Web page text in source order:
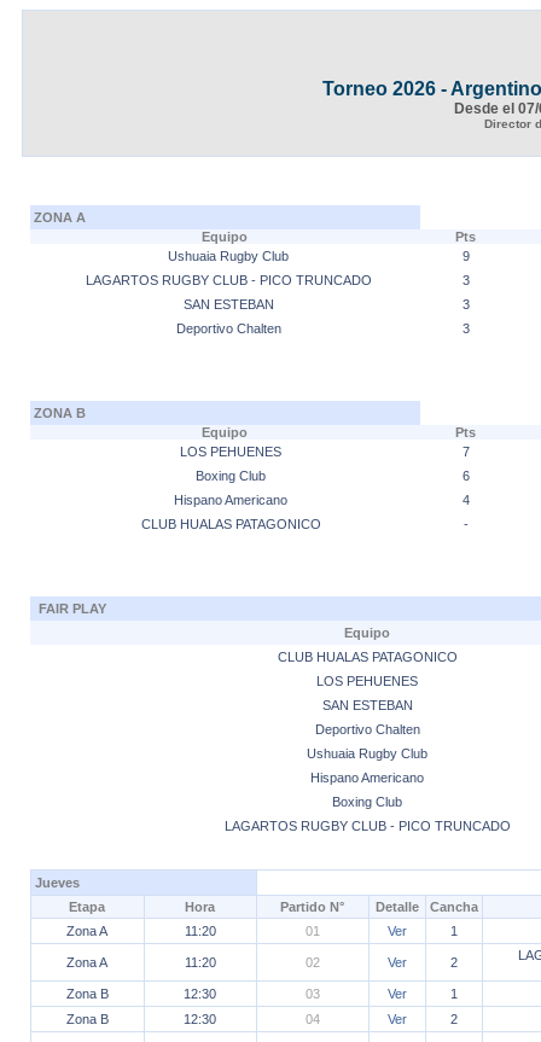
Torneo 2026 -
Desde el
Director
ZONA A
Equipo
Pts
Ushuaia Rugby Club
9
LAGARTOS RUGBY CLUB - PICO TRUNCADO
3
SAN ESTEBAN
3
Deportivo Chalten
3
ZONA B
Equipo
Pts
LOS PEHUENES
7
Boxing Club
6
Hispano Americano
4
CLUB HUALAS PATAGONICO
-
FAIR PLAY
Equipo
CLUB HUALAS PATAGONICO
LOS PEHUENES
SAN ESTEBAN
Deportivo Chalten
Ushuaia Rugby Club
Hispano Americano
Boxing Club
LAGARTOS RUGBY CLUB - PICO TRUNCADO
Jueves
Etapa
Hora Partido N° Detalle
Cancha
Zona A
11:20 01 Ver 1
Zona A 11:20 02 Ver 2
Zona B 12:30 03 Ver
1
Zona B
12:30 04 Ver 2